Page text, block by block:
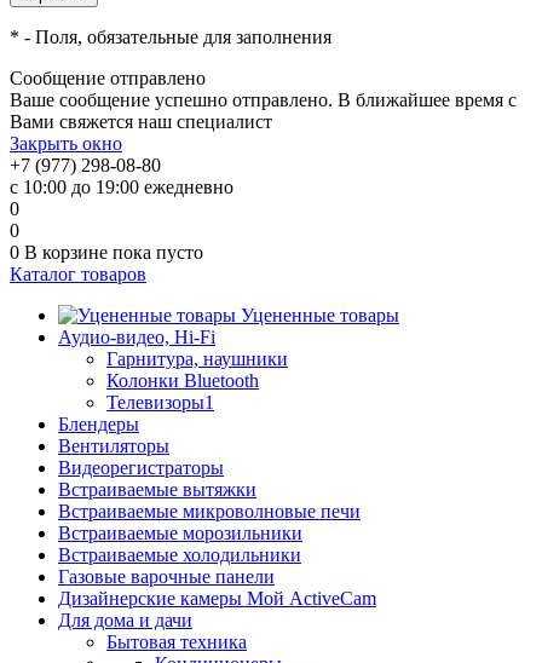
* - Поля, обязательные для заполнения
Сообщение отправлено
Ваше сообщение успешно отправлено. В ближайшее время с
Вами свяжется наш специалист
Закрыть окно
+7 (977) 298-08-80
с 10:00 до 19:00 ежедневно
0
0
0 В корзине пока пусто
Каталог товаров
Уцененные товары
Аудио-видео, Hi-Fi
Гарнитура, наушники
Колонки Bluetooth
Телевизоры1
Блендеры
Вентиляторы
Видеорегистраторы
Встраиваемые вытяжки
Встраиваемые микроволновые печи
Встраиваемые морозильники
Встраиваемые холодильники
Газовые варочные панели
Дизайнерские камеры Мой ActiveCam
Для дома и дачи
Бытовая техника